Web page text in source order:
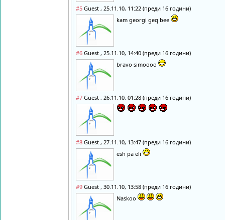
#5 Guest , 25.11.10, 11:22 (преди 16 години)
kam georgi geq bee
#6 Guest , 25.11.10, 14:40 (преди 16 години)
bravo simoooo
#7 Guest , 26.11.10, 01:28 (преди 16 години)
#8 Guest , 27.11.10, 13:47 (преди 16 години)
esh pa eli
#9 Guest , 30.11.10, 13:58 (преди 16 години)
Naskoo